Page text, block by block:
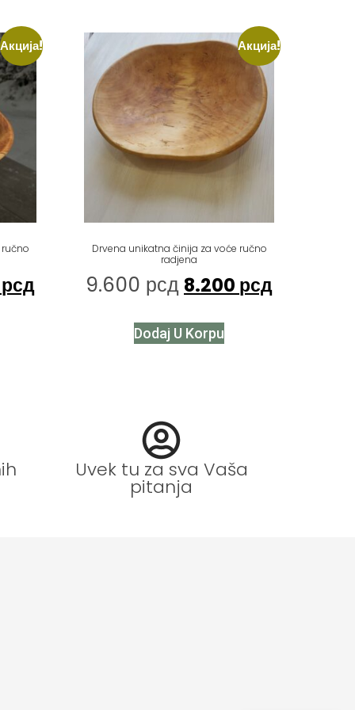
Акција!
рсд
Акција!
Drvena unikatna činija za voće ručno
radjena
9.600 рсд 8.200 рсд
Dodaj U Korpu
Uvek tu za sva Vaša
pitanja